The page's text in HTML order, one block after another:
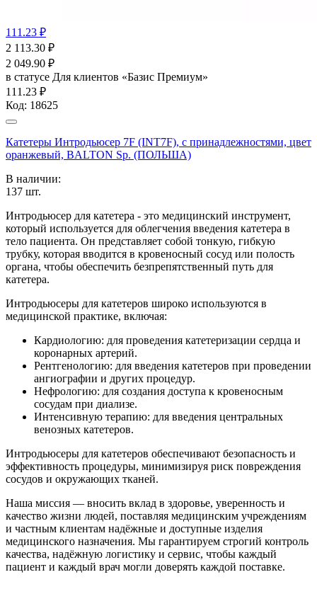
111.23 ₽
2 113.30 ₽
2 049.90 ₽
в статусе Для клиентов «Базис Премиум»
111.23 ₽
Код: 18625
Катетеры Интродьюсер 7F (INT7F), с принадлежностями, цвет
оранжевый, BALTON Sp. (ПОЛЬША)
В наличии:
137 шт.
Интродьюсер для катетера - это медицинский инструмент,
который используется для облегчения введения катетера в
тело пациента. Он представляет собой тонкую, гибкую
трубку, которая вводится в кровеносный сосуд или полость
органа, чтобы обеспечить безпрепятственный путь для
катетера.
Интродьюсеры для катетеров широко используются в
медицинской практике, включая:
Кардиологию: для проведения катетеризации сердца и
коронарных артерий.
Рентгенологию: для введения катетеров при проведении
ангиографии и других процедур.
Нефрологию: для создания доступа к кровеносным
сосудам при диализе.
Интенсивную терапию: для введения центральных
венозных катетеров.
Интродьюсеры для катетеров обеспечивают безопасность и
эффективность процедуры, минимизируя риск повреждения
сосудов и окружающих тканей.
Наша миссия — вносить вклад в здоровье, уверенность и
качество жизни людей, поставляя медицинским учреждениям
и частным клиентам надёжные и доступные изделия
медицинского назначения. Мы гарантируем строгий контроль
качества, надёжную логистику и сервис, чтобы каждый
пациент и каждый врач могли доверять каждой поставке.